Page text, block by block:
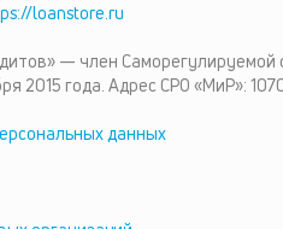
loanstore.ru
— член
2015 года. Адрес СРО «МиР»:
данных